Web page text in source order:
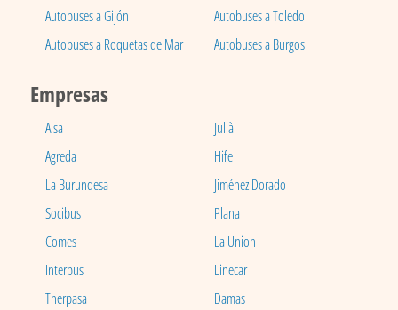
Autobuses a Gijón
Autobuses a Toledo
Autobuses a Roquetas de Mar
Autobuses a Burgos
Empresas
Aisa
Julià
Agreda
Hife
La Burundesa
Jiménez Dorado
Socibus
Plana
Comes
La Union
Interbus
Linecar
Therpasa
Damas